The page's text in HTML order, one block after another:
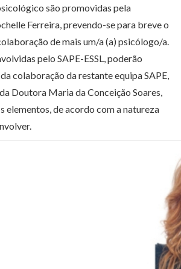
são promovidas pela
Ferreira, prevendo-se para breve o
de mais um/a (a) psicólogo/a.
pelo SAPE-ESSL, poderão
colaboração da restante equipa SAPE,
Doutora Maria da Conceição Soares,
elementos, de acordo com a natureza